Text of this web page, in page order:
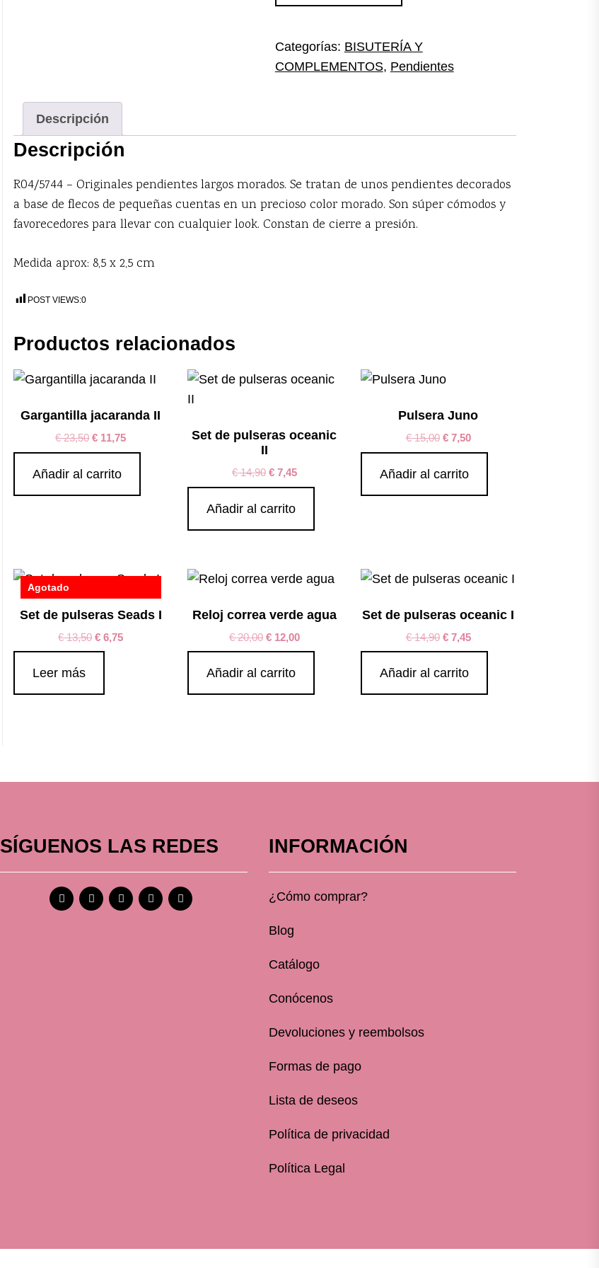
cantidad
Categorías: BISUTERÍA Y
COMPLEMENTOS, Pendientes
Descripción
Descripción
R04/5744 – Originales pendientes largos morados. Se tratan de unos pendientes decorados
a base de flecos de pequeñas cuentas en un precioso color morado. Son súper cómodos y
favorecedores para llevar con cualquier look. Constan de cierre a presión.
Medida aprox: 8,5 x 2,5 cm
POST VIEWS:0
Productos relacionados
Gargantilla jacaranda II
€23,50 € 11,75
Añadir al carrito
Set de pulseras oceanic
II
€14,90 €7,45
Añadir al carrito
Pulsera Juno
€15,00 €7,50
Añadir al carrito
Agotado
Set de pulseras Seads I
€13,50 € 6,75
Leer más
Reloj correa verde agua
€20,00 €12,00
Añadir al carrito
Set de pulseras oceanic I
€14,90 €7,45
Añadir al carrito
SÍGUENOS LAS REDES INFORMACIÓN
¿Cómo comprar?
Blog
Catálogo
Conócenos
Devoluciones y reembolsos
Formas de pago
Lista de deseos
Política de privacidad
Política Legal